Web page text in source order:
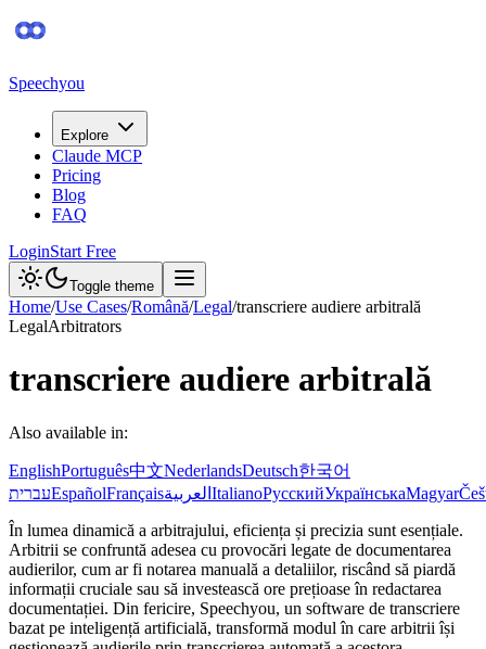
Speechyou
Explore
Claude MCP
Pricing
Blog
FAQ
LoginStart Free
Toggle theme
Home/Use Cases/Română/Legal/transcriere audiere arbitrală
LegalArbitrators
transcriere audiere arbitrală
Also available in:
EnglishPortuguês中文NederlandsDeutsch한국어
עבריתEspañolFrançaisالعربية ItalianoРусскийУкраїнськаMagyar
În lumea dinamică a arbitrajului, eficiența și precizia sunt esențiale.
Arbitrii se confruntă adesea cu provocări legate de documentarea
audierilor, cum ar fi notarea manuală a detaliilor, riscând să piardă
informații cruciale sau să investească ore prețioase în redactarea
documentației. Din fericire, Speechyou, un software de transcriere
bazat pe inteligență artificială, transformă modul în care arbitrii își